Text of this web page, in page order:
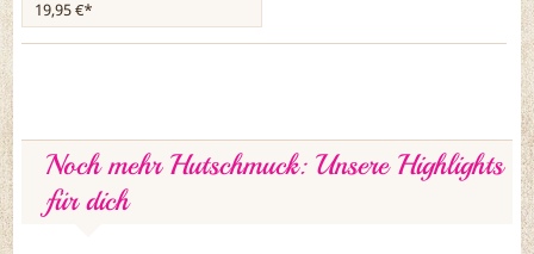
19,95 €*
Noch mehr Hutschmuck: Unsere Highlights
für dich